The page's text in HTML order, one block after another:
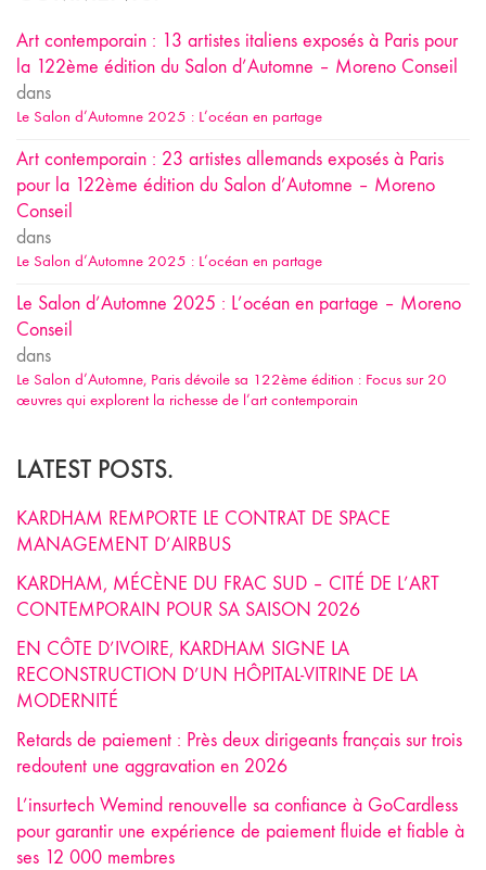
Art contemporain : 13 artistes italiens exposés à Paris pour
la 122ème édition du Salon d’Automne – Moreno Conseil
dans
Le Salon d’Automne 2025 : L’océan en partage
Art contemporain : 23 artistes allemands exposés à Paris
pour la 122ème édition du Salon d’Automne – Moreno
Conseil
dans
Le Salon d’Automne 2025 : L’océan en partage
Le Salon d’Automne 2025 : L’océan en partage – Moreno
Conseil
dans
Le Salon d’Automne, Paris dévoile sa 122ème édition : Focus sur 20
œuvres qui explorent la richesse de l’art contemporain
LATEST POSTS.
KARDHAM REMPORTE LE CONTRAT DE SPACE
MANAGEMENT D’AIRBUS
KARDHAM, MÉCÈNE DU FRAC SUD – CITÉ DE L’ART
CONTEMPORAIN POUR SA SAISON 2026
EN CÔTE D’IVOIRE, KARDHAM SIGNE LA
RECONSTRUCTION D’UN HÔPITAL-VITRINE DE LA
MODERNITÉ
Retards de paiement : Près deux dirigeants français sur trois
redoutent une aggravation en 2026
L’insurtech Wemind renouvelle sa confiance à GoCardless
pour garantir une expérience de paiement fluide et fiable à
ses 12 000 membres